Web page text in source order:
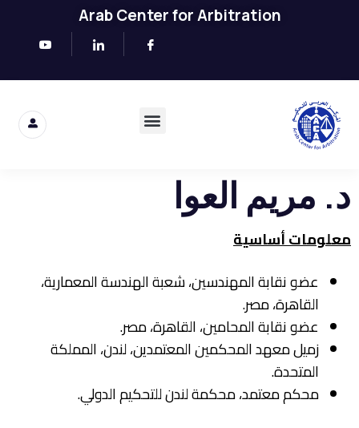
Arab Center for Arbitration
د. مريم العوا
معلومات أساسية
عضو نقابة المهندسين، شعبة الهندسة المعمارية،
القاهرة، مصر.
عضو نقابة المحامين، القاهرة، مصر.
زميل معهد المحكمين المعتمدين، لندن، المملكة
المتحدة.
محكم معتمد، محكمة لندن للتحكيم الدولي.